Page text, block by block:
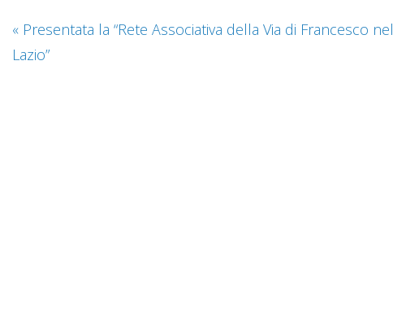
« Presentata la “Rete Associativa della Via di Francesco nel
Lazio”